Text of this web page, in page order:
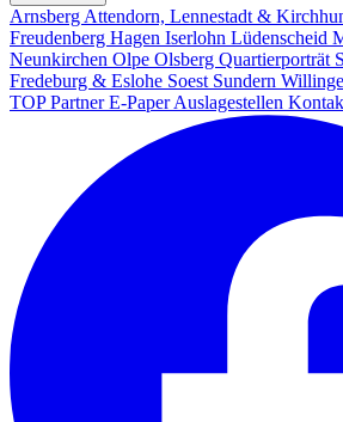
Arnsberg Attendorn, Lennestadt &
Freudenberg Hagen Iserlohn Lüdenscheid
Neunkirchen Olpe Olsberg Quartierporträt
Fredeburg & Eslohe Soest Sundern
TOP PartnerE-PaperAuslagestellen